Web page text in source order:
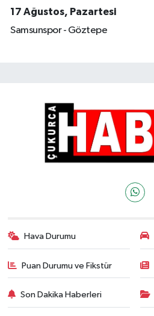
17 Ağustos, Pazartesi
Samsunspor - Göztepe
Hava Durumu
Puan Durumu ve Fikstür
Son Dakika Haberleri